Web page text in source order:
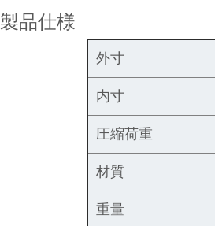
製品仕様
外寸
内寸
圧縮荷重
材質
重量